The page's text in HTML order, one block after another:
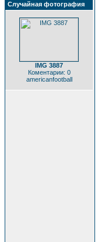
Случайная фотография
IMG 3887
Коментарии: 0
americanfootball